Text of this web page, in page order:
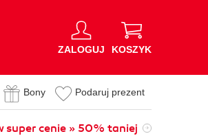
ZALOGUJ KOSZYK
Bony Podaruj prezent
super cenie » 50% taniej